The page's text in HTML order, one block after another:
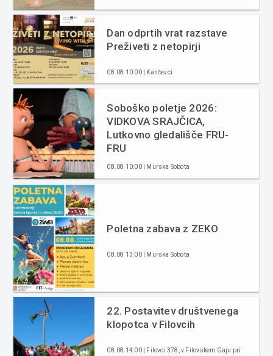
Dan odprtih vrat razstave
Preživeti z netopirji
08.08 10:00 | Kančevci
Soboško poletje 2026:
VIDKOVA SRAJČICA,
Lutkovno gledališče FRU-
FRU
08.08 10:00 | Murska Sobota
Poletna zabava z ZEKO
08.08 13:00 | Murska Sobota
22. Postavitev društvenega
klopotca v Filovcih
08.08 14:00 | Filovci 378, v Filovskem Gaju pri